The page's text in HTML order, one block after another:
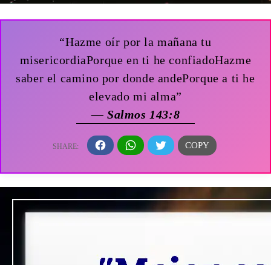
“Hazme oír por la mañana tu
misericordiaPorque en ti he confiadoHazme
saber el camino por donde andePorque a ti he
elevado mi alma”
— Salmos 143:8